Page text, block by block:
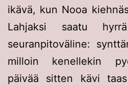
ikävä, kun Nooa
Lahjaksi saatu
seuranpitoväline:
milloin kenellekin
päivää sitten kävi